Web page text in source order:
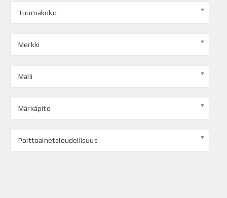
Tuumakoko
Merkki
Malli
Märkäpito
Polttoainetaloudellisuus